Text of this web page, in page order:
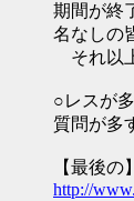
期間が終
名なしの
それ以
○レスが
質問が多
【最後
http://